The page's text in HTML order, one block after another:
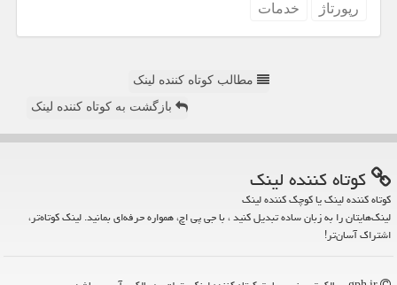
رپورتاژ
خدمات
مطالب کوتاه کننده لینک
بازگشت به کوتاه کننده لینک
كوتاه كننده لینك
کوتاه کننده لینک یا کوچک کننده لینک
لینک‌هایتان را به زبان ساده تبدیل کنید ، با جی پی اچ، همواره حرفه‌ای بمانید. لینک کوتاه‌تر،
اشتراک آسان‌تر!